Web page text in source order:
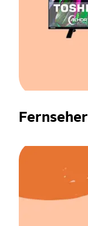
Fernseher